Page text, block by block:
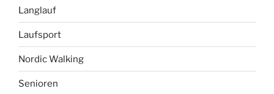
Langlauf
Laufsport
Nordic Walking
Senioren